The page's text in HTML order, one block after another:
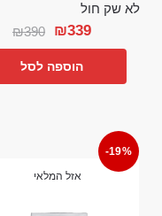
לא שק חול
₪390 ₪339
הוספה לסל
-19%
אזל המלאי